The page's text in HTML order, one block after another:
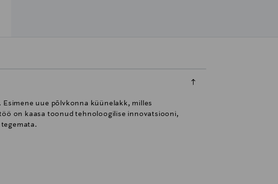
uue põlvkonna küünelakk, milles
on kaasa toonud tehnoloogilise innovatsiooni,